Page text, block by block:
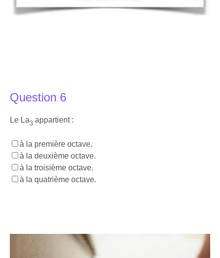
Question 6
Le La3 appartient :
à la première octave.
à la deuxième octave.
à la troisième octave.
à la quatrième octave.